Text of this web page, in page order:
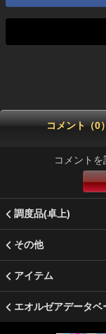
コメント（0
コメントを
調度品(卓上)
その他
アイテム
エオルゼアデータベ